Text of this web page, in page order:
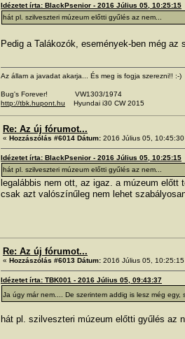
Idézetet írta: BlackPsenior - 2016 Július 05, 10:25:15
hát pl. szilveszteri múzeum előtti gyűlés az nem...
Pedig a Talákozók, események-ben még
Az állam a javadat akarja... És meg is fogja szerezni!! :-)
Bug's Forever! VW1303/1974
http://tbk.hupont.hu Hyundai i30 CW 2015
Re: Az új fórumot...
« Hozzászólás #6014 Dátum: 2016 Július 05,
Idézetet írta: BlackPsenior - 2016 Július 05, 10:25:15
hát pl. szilveszteri múzeum előtti gyűlés az nem...
legalábbis nem ott, az igaz. a múzeum
csak azt valószínűleg nem lehet
Re: Az új fórumot...
« Hozzászólás #6013 Dátum: 2016 Július 05,
Idézetet írta: TBK001 - 2016 Július 05, 09:43:37
Ja úgy már nem.... De szerintem addig is lesz még
hát pl. szilveszteri múzeum előtti gyűlés az